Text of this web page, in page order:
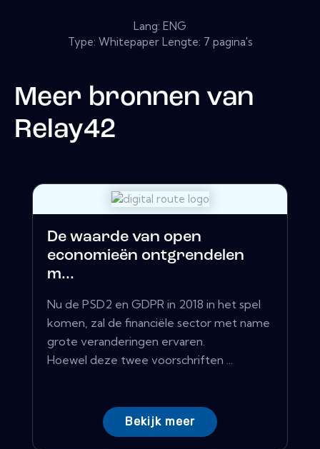
Lang: ENG
Type: Whitepaper Lengte: 7 pagina's
Meer bronnen van
Relay42
De waarde van open
economieën ontgrendelen
m...
Nu de PSD2 en GDPR in 2018 in het spel
komen, zal de financiële sector met name
grote veranderingen ervaren.
Hoewel deze twee voorschriften ...
Bekijk meer